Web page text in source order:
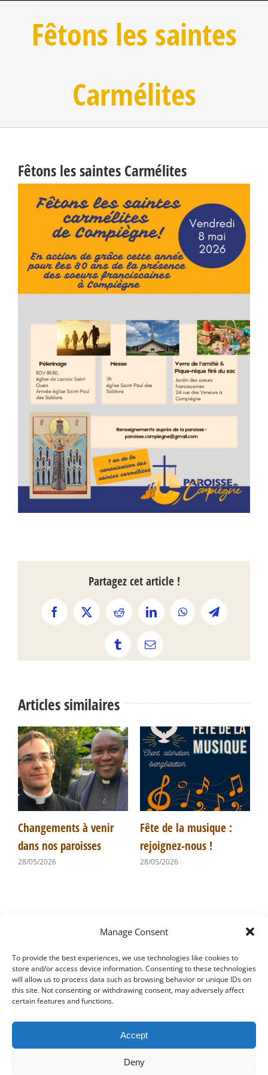
Manage Consent
To provide the best experiences, we use technologies like cookies to
store and/or access device information. Consenting to these technologies
will allow us to process data such as browsing behavior or unique IDs on
this site. Not consenting or withdrawing consent, may adversely affect
certain features and functions.
Accept
Deny
Fêtons les saintes
Carmélites
Fêtons les saintes Carmélites
Partagez cet article !
Facebook
X Reddit LinkedInWhatsAppTelegram
TumblrEmail
Articles similaires
Changements à venir
dans nos paroisses
28/05/2026
Fête de la musique :
rejoignez-nous !
28/05/2026
Articles récents
Un nouveau prêtre sur notre paroisse
Offres d’emploi
Changements à venir dans nos paroisses
Fête de la musique : rejoignez-nous !